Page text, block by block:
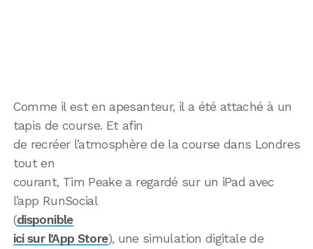
Comme il est en apesanteur, il a été attaché à un
tapis de course. Et afin
de recréer l’atmosphère de la course dans Londres
tout en
courant, Tim Peake a regardé sur un iPad avec
l’app RunSocial
(disponible
ici sur l’App Store), une simulation digitale de